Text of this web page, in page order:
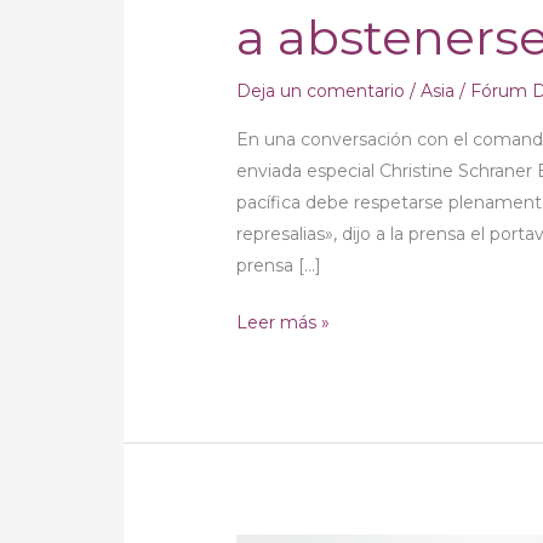
a
Deja un comentario /Asia / Fórum
En una conversación con el
enviada especial Christine
pacífica debe respetarse
represalias», dijo a la prensa el
prensa […]
Leer más »